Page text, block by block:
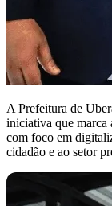
A Prefeitura de
iniciativa que marca
com foco em
cidadão e ao setor